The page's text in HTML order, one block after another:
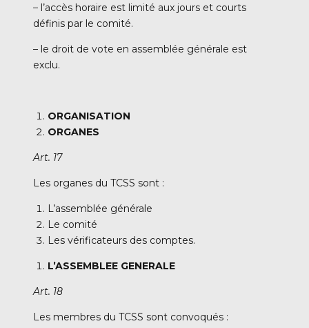
– l’accès horaire est limité aux jours et courts
définis par le comité.
– le droit de vote en assemblée générale est
exclu.
ORGANISATION
ORGANES
Art. 17
Les organes du TCSS sont :
L’assemblée générale
Le comité
Les vérificateurs des comptes.
L’ASSEMBLEE GENERALE
Art. 18
Les membres du TCSS sont convoqués :